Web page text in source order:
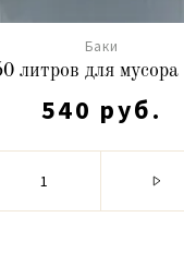
Баки
литров для
540 руб.